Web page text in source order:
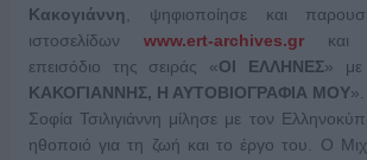
Κακογιάννη , ψηφιοποίησε και
ιστοσελίδων www.ert-archives.gr
επεισόδιο της σειράς «ΟΙ ΕΛΛΗΝΕΣ» με
ΚΑΚΟΓΙΑΝΝΗΣ, Η ΑΥΤΟΒΙΟΓΡΑΦΙΑ ΜΟΥ
Σοφία Τσιλιγιάννη μίλησε με τον
ηθοποιό για τη ζωή και το έργο του. Ο